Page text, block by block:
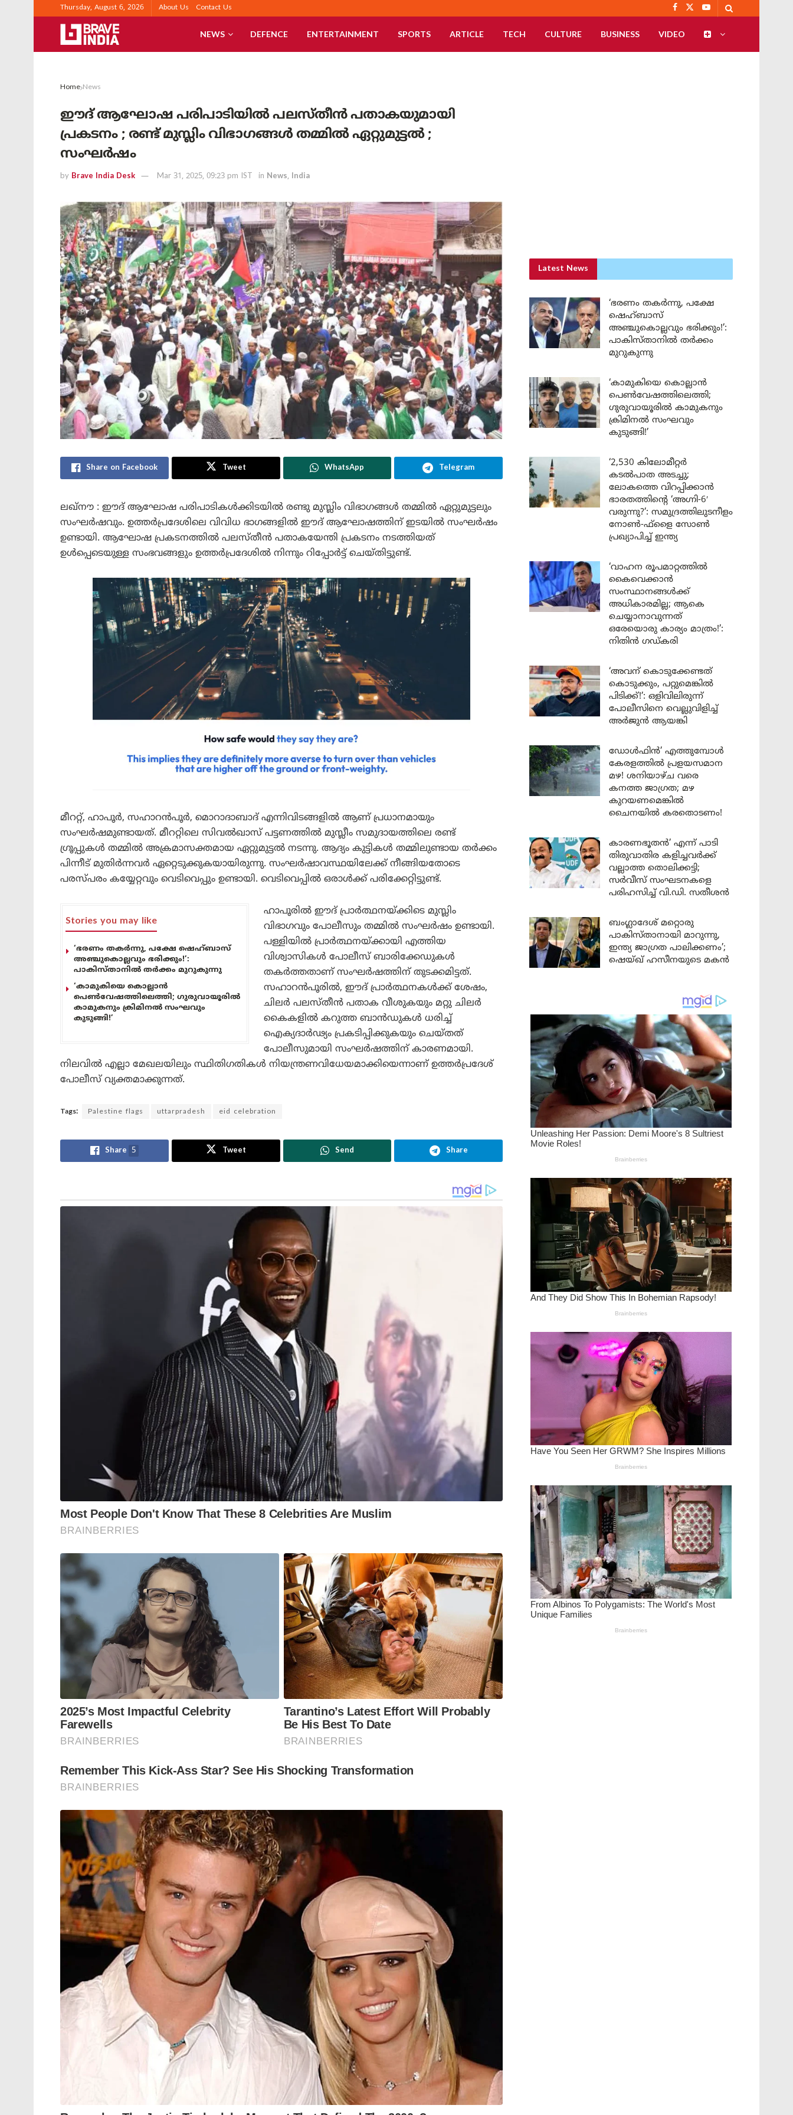
Thursday, August 6, 2026 About Us Contact Us
NEWS DEFENCE ENTERTAINMENT SPORTS ARTICLE TECH CULTURE BUSINESS VIDEO
Home News
ഈദ് ആഘോഷ പരിപാടിയിൽ പലസ്തീൻ പതാകയുമായി
പ്രകടനം ; രണ്ട് മുസ്ലിം വിഭാഗങ്ങൾ തമ്മിൽ ഏറ്റുമുട്ടൽ ;
സംഘർഷം
by Brave India Desk Mar 31, 2025, 09:23 pm IST in News, India
Share on Facebook Tweet WhatsApp Telegram
ലഖ്‌നൗ : ഈദ് ആഘോഷ പരിപാടികൾക്കിടയിൽ രണ്ടു മുസ്ലിം വിഭാഗങ്ങൾ തമ്മിൽ ഏറ്റുമുട്ടലും
സംഘർഷവും. ഉത്തർപ്രദേശിലെ വിവിധ ഭാഗങ്ങളിൽ ഈദ് ആഘോഷത്തിന് ഇടയിൽ സംഘർഷം
ഉണ്ടായി. ആഘോഷ പ്രകടനത്തിൽ പലസ്തീൻ പതാകയേന്തി പ്രകടനം നടത്തിയത്
ഉൾപ്പെടെയുള്ള സംഭവങ്ങളും ഉത്തർപ്രദേശിൽ നിന്നും റിപ്പോർട്ട് ചെയ്തിട്ടുണ്ട്.
മീററ്റ്, ഹാപൂർ, സഹാറൻപൂർ, മൊറാദാബാദ് എന്നിവിടങ്ങളിൽ ആണ് പ്രധാനമായും
സംഘർഷമുണ്ടായത്. മീററ്റിലെ സിവൽഖാസ് പട്ടണത്തിൽ മുസ്ലീം സമുദായത്തിലെ രണ്ട്
ഗ്രൂപ്പുകൾ തമ്മിൽ അക്രമാസക്തമായ ഏറ്റുമുട്ടൽ നടന്നു. ആദ്യം കുട്ടികൾ തമ്മിലുണ്ടായ തർക്കം
പിന്നീട് മുതിർന്നവർ ഏറ്റെടുക്കുകയായിരുന്നു. സംഘർഷാവസ്ഥയിലേക്ക് നീങ്ങിയതോടെ
പരസ്പരം കയ്യേറ്റവും വെടിവെപ്പും ഉണ്ടായി. വെടിവെപ്പിൽ ഒരാൾക്ക് പരിക്കേറ്റിട്ടുണ്ട്.
Stories you may like
‘ഭരണം തകർന്നു, പക്ഷേ ഷെഹ്ബാസ്
അഞ്ചുകൊല്ലവും ഭരിക്കും!’:
പാകിസ്താനിൽ തർക്കം മുറുകുന്നു
‘കാമുകിയെ കൊല്ലാൻ
പെൺവേഷത്തിലെത്തി; ഗുരുവായൂരിൽ
കാമുകനും ക്രിമിനൽ സംഘവും
കുടുങ്ങി!’
ഹാപൂരിൽ ഈദ് പ്രാർത്ഥനയ്ക്കിടെ മുസ്ലിം
വിഭാഗവും പോലീസും തമ്മിൽ സംഘർഷം ഉണ്ടായി.
പള്ളിയിൽ പ്രാർത്ഥനയ്ക്കായി എത്തിയ
വിശ്വാസികൾ പോലീസ് ബാരിക്കേഡുകൾ
തകർത്തതാണ് സംഘർഷത്തിന് തുടക്കമിട്ടത്.
സഹാറൻപൂരിൽ, ഈദ് പ്രാർത്ഥനകൾക്ക് ശേഷം,
ചിലർ പലസ്തീൻ പതാക വീശുകയും മറ്റു ചിലർ
കൈകളിൽ കറുത്ത ബാൻഡുകൾ ധരിച്ച്
ഐക്യദാർഢ്യം പ്രകടിപ്പിക്കുകയും ചെയ്തത്
പോലീസുമായി സംഘർഷത്തിന് കാരണമായി.
നിലവിൽ എല്ലാ മേഖലയിലും സ്ഥിതിഗതികൾ നിയന്ത്രണവിധേയമാക്കിയെന്നാണ് ഉത്തർപ്രദേശ്
പോലീസ് വ്യക്തമാക്കുന്നത്.
Tags: Palestine flags uttarpradesh eid celebration
Share 5 Tweet Send Share
Latest News
‘ഭരണം തകർന്നു, പക്ഷേ
ഷെഹ്ബാസ്
അഞ്ചുകൊല്ലവും ഭരിക്കും!’:
പാകിസ്താനിൽ തർക്കം
മുറുകുന്നു
‘കാമുകിയെ കൊല്ലാൻ
പെൺവേഷത്തിലെത്തി;
ഗുരുവായൂരിൽ കാമുകനും
ക്രിമിനൽ സംഘവും
കുടുങ്ങി!’
‘2,530 കിലോമീറ്റർ
കടൽപാത അടച്ചു;
ലോകത്തെ വിറപ്പിക്കാൻ
ഭാരതത്തിന്റെ ‘അഗ്നി-6′
വരുന്നു?’: സമുദ്രത്തിലുടനീളം
നോൺ-ഫ്ളൈ സോൺ
പ്രഖ്യാപിച്ച് ഇന്ത്യ
‘വാഹന രൂപമാറ്റത്തിൽ
കൈവെക്കാൻ
സംസ്ഥാനങ്ങൾക്ക്
അധികാരമില്ല; ആകെ
ചെയ്യാനാവുന്നത്
ഒരേയൊരു കാര്യം മാത്രം!’:
നിതിൻ ഗഡ്കരി
‘അവന് കൊടുക്കേണ്ടത്
കൊടുക്കും, പറ്റുമെങ്കിൽ
പിടിക്ക്!’: ഒളിവിലിരുന്ന്
പോലീസിനെ വെല്ലുവിളിച്ച്
അർജുൻ ആയങ്കി
ഡോൾഫിൻ’ എത്തുമ്പോൾ
കേരളത്തിൽ പ്രളയസമാന
മഴ! ശനിയാഴ്ച വരെ
കനത്ത ജാഗ്രത; മഴ
കുറയണമെങ്കിൽ
ചൈനയിൽ കരതൊടണം!
കാരണഭൂതൻ’ എന്ന് പാടി
തിരുവാതിര കളിച്ചവർക്ക്
വല്ലാത്ത തൊലിക്കട്ടി;
സർവീസ് സംഘടനകളെ
പരിഹസിച്ച് വി.ഡി. സതീശൻ
ബംഗ്ലാദേശ് മറ്റൊരു
പാകിസ്താനായി മാറുന്നു,
ഇന്ത്യ ജാഗ്രത പാലിക്കണം’;
ഷെയ്ഖ് ഹസീനയുടെ മകൻ